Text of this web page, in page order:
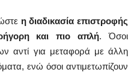
η διαδικασία επιστροφής
και πιο απλή. Όσοι
αντί για μεταφορά με άλλη
ενώ όσοι αντιμετωπίζουν